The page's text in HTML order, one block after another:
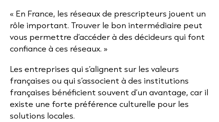
« En France, les réseaux de prescripteurs jouent un
rôle important. Trouver le bon intermédiaire peut
vous permettre d’accéder à des décideurs qui font
confiance à ces réseaux. »
Les entreprises qui s’alignent sur les valeurs
françaises ou qui s’associent à des institutions
françaises bénéficient souvent d’un avantage, car il
existe une forte préférence culturelle pour les
solutions locales.